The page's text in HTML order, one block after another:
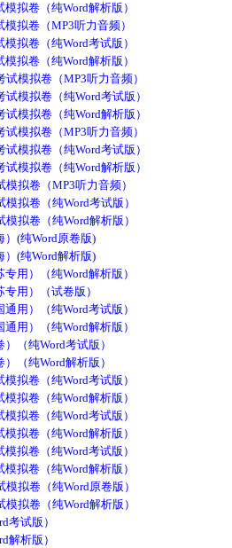
拟卷（纯Word解析版）
拟卷（MP3听力音频）
拟卷（纯Word考试版）
拟卷（纯Word解析版）
模拟卷（MP3听力音频）
模拟卷（纯Word考试版）
模拟卷（纯Word解析版）
模拟卷（MP3听力音频）
模拟卷（纯Word考试版）
模拟卷（纯Word解析版）
拟卷（MP3听力音频）
拟卷（纯Word考试版）
拟卷（纯Word解析版）
(纯Word原卷版)
(纯Word解析版)
用）（纯Word解析版）
用）（试卷版）
用）（纯Word考试版）
用）（纯Word解析版）
（纯Word考试版）
（纯Word解析版）
拟卷（纯Word考试版）
拟卷（纯Word解析版）
拟卷（纯Word考试版）
拟卷（纯Word解析版）
拟卷（纯Word考试版）
拟卷（纯Word解析版）
拟卷（纯Word原卷版）
拟卷（纯Word解析版）
考试版）
解析版）